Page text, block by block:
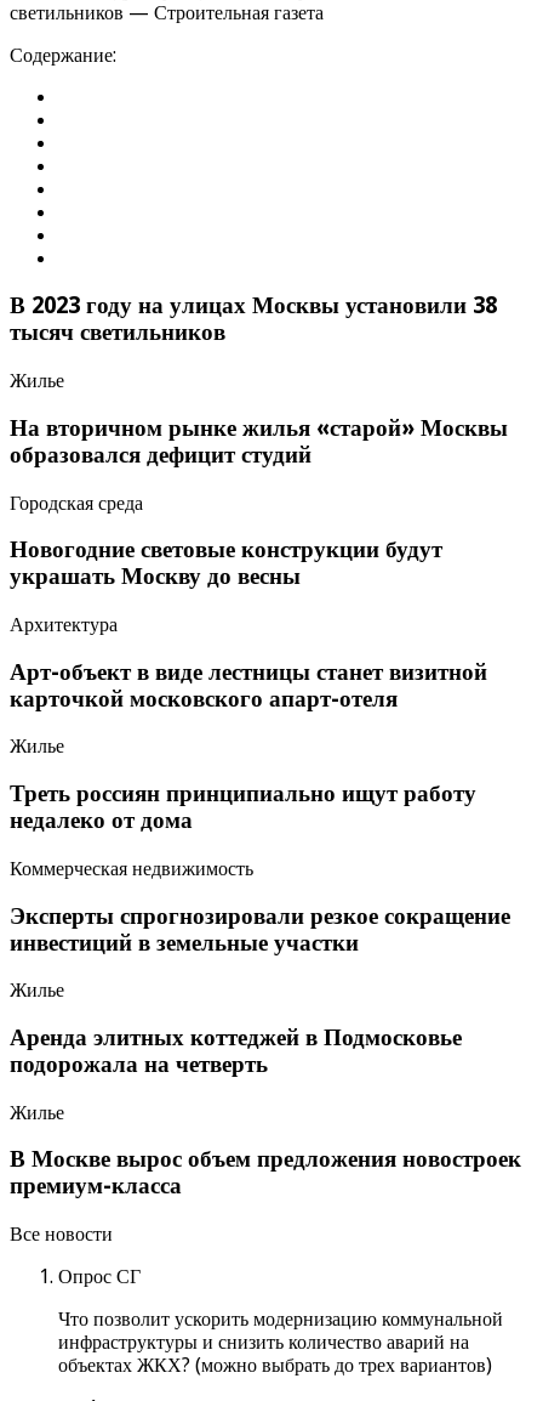
Содержание:
В 2023 году на улицах Москвы установили 38
тысяч светильников
Жилье
На вторичном рынке жилья «старой» Москвы
образовался дефицит студий
Городская среда
Новогодние световые конструкции будут
украшать Москву до весны
Архитектура
Арт-объект в виде лестницы станет визитной
карточкой московского апарт-отеля
Жилье
Треть россиян принципиально ищут работу
недалеко от дома
Коммерческая недвижимость
Эксперты спрогнозировали резкое сокращение
инвестиций в земельные участки
Жилье
Аренда элитных коттеджей в Подмосковье
подорожала на четверть
Жилье
В Москве вырос объем предложения новостроек
премиум-класса
Все новости
Опрос СГ
Что позволит ускорить модернизацию коммунальной
инфраструктуры и снизить количество аварий на
объектах ЖКХ? (можно выбрать до трех вариантов)